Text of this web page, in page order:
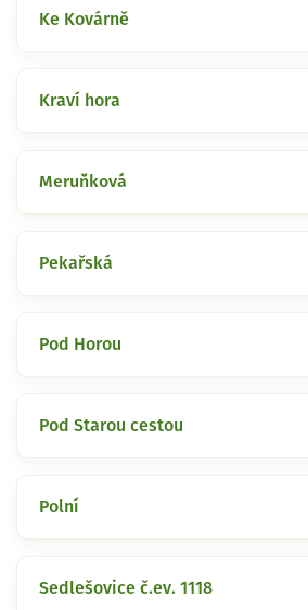
Ke Kovárně
Kraví hora
Meruňková
Pekařská
Pod Horou
Pod Starou cestou
Polní
Sedlešovice č.ev. 1118